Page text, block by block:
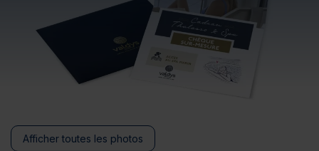
Afficher toutes les photos